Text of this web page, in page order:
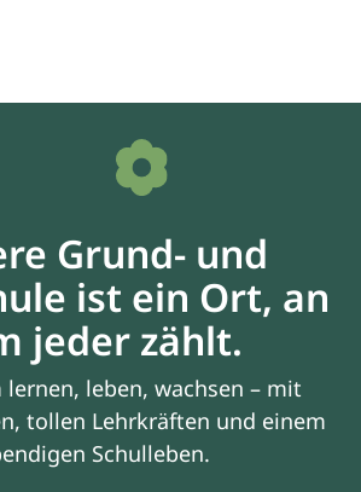
Grund- und
ist ein Ort, an
jeder zählt.
lernen, leben, wachsen – mit
tollen Lehrkräften und einem
Schulleben.